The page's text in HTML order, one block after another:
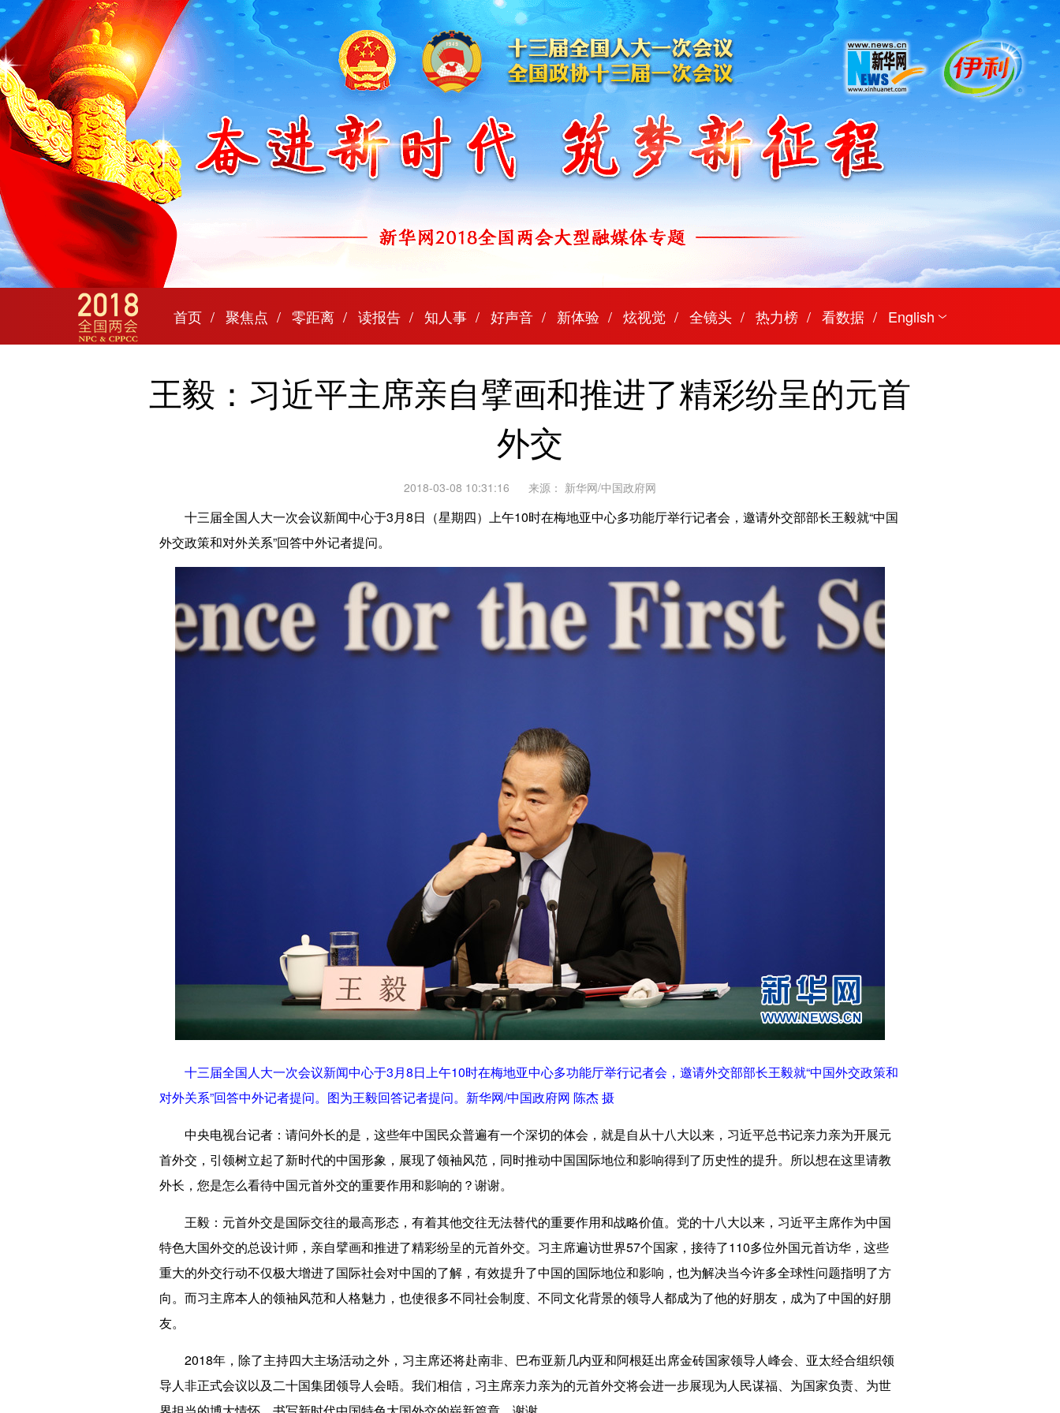
首页 聚焦点 零距离 读报告 知人事 好声音 新体验 炫视觉 全镜头 热力榜 看数据 English
Español
Français
Deutsch
王毅：习近平主席亲自擘画和推进了精彩纷呈的元首
外交
2018-03-08 10:31:16 来源： 新华网/中国政府网
十三届全国人大一次会议新闻中心于3月8日（星期四）上午10时在梅地亚中心多功能厅举行记者会，邀请外交部部长王毅就“中国
外交政策和对外关系”回答中外记者提问。
十三届全国人大一次会议新闻中心于3月8日上午10时在梅地亚中心多功能厅举行记者会，邀请外交部部长王毅就“中国外交政策和
对外关系”回答中外记者提问。图为王毅回答记者提问。新华网/中国政府网 陈杰 摄
中央电视台记者： 请问外长的是，这些年中国民众普遍有一个深切的体会，就是自从十八大以来，习近平总书记亲力亲为开展元
首外交，引领树立起了新时代的中国形象，展现了领袖风范，同时推动中国国际地位和影响得到了历史性的提升。所以想在这里请教
外长，您是怎么看待中国元首外交的重要作用和影响的？谢谢。
王毅： 元首外交是国际交往的最高形态，有着其他交往无法替代的重要作用和战略价值。党的十八大以来，习近平主席作为中国
特色大国外交的总设计师，亲自擘画和推进了精彩纷呈的元首外交。习主席遍访世界57个国家，接待了110多位外国元首访华，这些
重大的外交行动不仅极大增进了国际社会对中国的了解，有效提升了中国的国际地位和影响，也为解决当今许多全球性问题指明了方
向。而习主席本人的领袖风范和人格魅力，也使很多不同社会制度、不同文化背景的领导人都成为了他的好朋友，成为了中国的好朋
友。
2018年，除了主持四大主场活动之外，习主席还将赴南非、巴布亚新几内亚和阿根廷出席金砖国家领导人峰会、亚太经合组织领
导人非正式会议以及二十国集团领导人会晤。我们相信，习主席亲力亲为的元首外交将会进一步展现为人民谋福、为国家负责、为世